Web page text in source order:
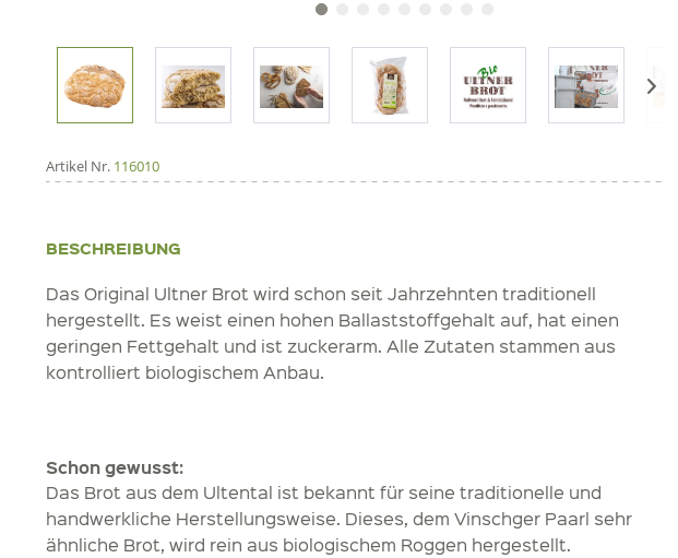
Artikel Nr. 116010
BESCHREIBUNG
Das Original Ultner Brot wird schon seit Jahrzehnten traditionell
hergestellt. Es weist einen hohen Ballaststoffgehalt auf, hat einen
geringen Fettgehalt und ist zuckerarm. Alle Zutaten stammen aus
kontrolliert biologischem Anbau.
Schon gewusst:
Das Brot aus dem Ultental ist bekannt für seine traditionelle und
handwerkliche Herstellungsweise. Dieses, dem Vinschger Paarl sehr
ähnliche Brot, wird rein aus biologischem Roggen hergestellt.